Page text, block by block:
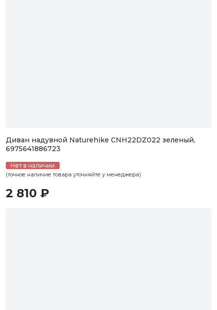
Диван надувной Naturehike CNH22DZ022 зеленый,
6975641886723
Нет в наличии
(точное наличие товара уточняйте у менеджера)
2 810 ₽